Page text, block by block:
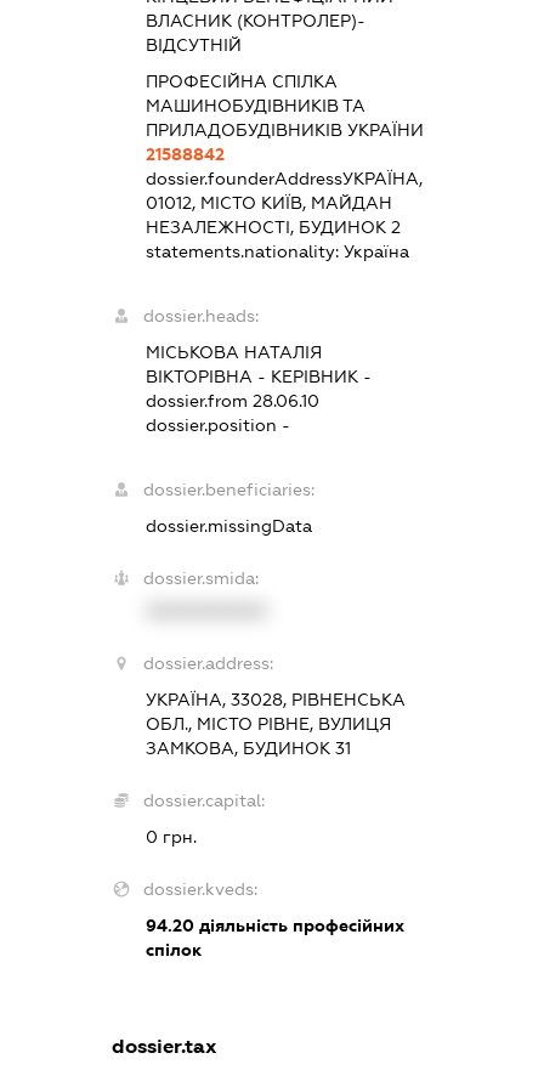
ВЛАСНИК (КОНТРОЛЕР)-
ВІДСУТНІЙ
ПРОФЕСІЙНА СПІЛКА
МАШИНОБУДІВНИКІВ ТА
ПРИЛАДОБУДІВНИКІВ УКРАЇНИ
21588842
dossier.founderAddressУКРАЇНА,
01012, МІСТО КИЇВ, МАЙДАН
НЕЗАЛЕЖНОСТІ, БУДИНОК 2
statements.nationality:Україна
dossier.heads:
МІСЬКОВА НАТАЛІЯ
ВІКТОРІВНА - КЕРІВНИК -
dossier.from 28.06.10
dossier.position -
dossier.beneficiaries:
dossier.missingData
dossier.smida:
dossier.address:
УКРАЇНА, 33028, РІВНЕНСЬКА
ОБЛ., МІСТО РІВНЕ, ВУЛИЦЯ
ЗАМКОВА, БУДИНОК 31
dossier.capital:
0 грн.
dossier.kveds:
94.20 діяльність професійних
спілок
dossier.tax